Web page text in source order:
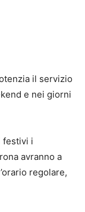
il servizio
e nei giorni
festivi i
avranno a
regolare,